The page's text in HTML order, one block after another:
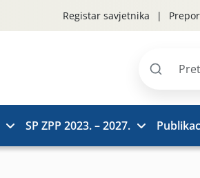
Registar savjetnika
Pretraži
SP ZPP 2023. – 2027.